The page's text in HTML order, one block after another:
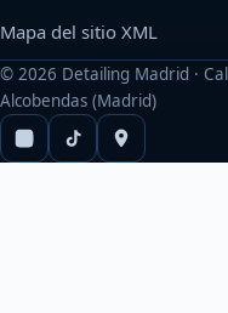
Mapa del sitio XML
© 2026 Detailing Madrid ·
Alcobendas (Madrid)